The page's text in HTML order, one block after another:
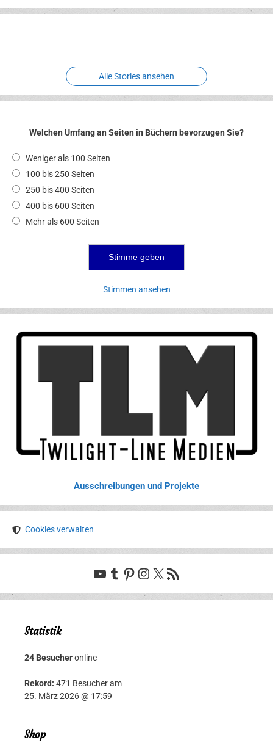
Erlebnispark
Verbotene
Alle Stories ansehen
Welchen Umfang an Seiten in Büchern bevorzugen Sie?
Weniger als 100 Seiten
100 bis 250 Seiten
250 bis 400 Seiten
400 bis 600 Seiten
Mehr als 600 Seiten
Stimmen ansehen
Ausschreibungen und Projekte
Cookies verwalten
YouTube
Tumblr
Pinterest
Instagram
X RSS-Feed
Statistik
24 Besucheronline
Rekord: 471 Besucher am
25. März 2026 @ 17:59
Shop